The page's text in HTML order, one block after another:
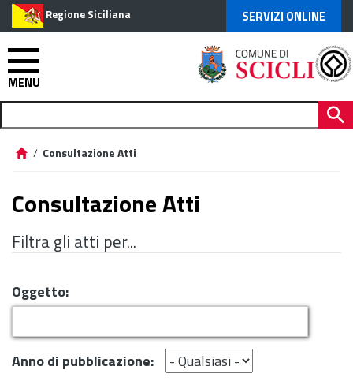
Regione Siciliana SERVIZI ONLINE
MENU
/ Consultazione Atti
Consultazione Atti
Filtra gli atti per...
Oggetto:
Anno di pubblicazione: